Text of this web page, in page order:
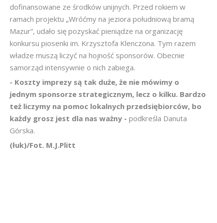
dofinansowane ze środków unijnych. Przed rokiem w
ramach projektu „Wróćmy na jeziora południową bramą
Mazur”, udało się pozyskać pieniądze na organizację
konkursu piosenki im. Krzysztofa Klenczona. Tym razem
władze muszą liczyć na hojność sponsorów. Obecnie
samorząd intensywnie o nich zabiega.
- Koszty imprezy są tak duże, że nie mówimy o
jednym sponsorze strategicznym, lecz o kilku. Bardzo
też liczymy na pomoc lokalnych przedsiębiorców, bo
każdy grosz jest dla nas ważny - podkreśla Danuta
Górska.
(łuk)/Fot. M.J.Plitt